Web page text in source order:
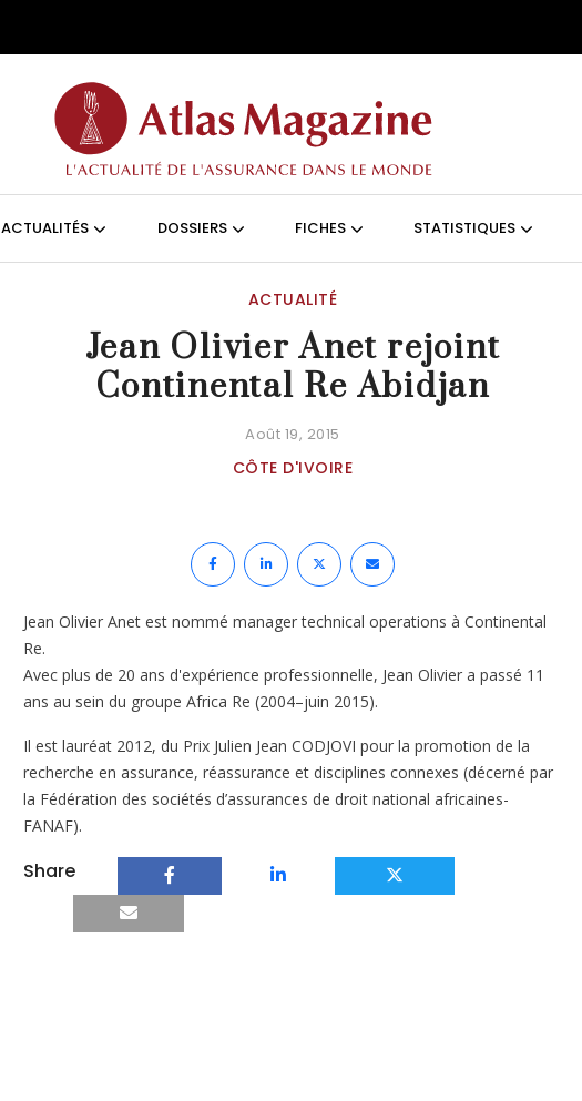
ACTUALITÉS DOSSIERS FICHES STATISTIQUES
ACTUALITÉ
Jean Olivier Anet rejoint
Continental Re Abidjan
Août 19, 2015
CÔTE D'IVOIRE
Jean Olivier Anet est nommé manager technical operations à Continental
Re.
Avec plus de 20 ans d'expérience professionnelle, Jean Olivier a passé 11
ans au sein du groupe Africa Re (2004–juin 2015).
Il est lauréat 2012, du Prix Julien Jean CODJOVI pour la promotion de la
recherche en assurance, réassurance et disciplines connexes (décerné par
la Fédération des sociétés d’assurances de droit national africaines-
FANAF).
Share